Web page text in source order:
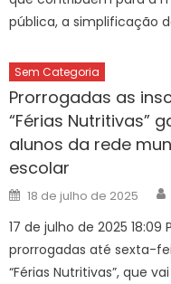
pública, a simplificação
Sem Categoria
Prorrogadas as
“Férias Nutritivas”
alunos da rede
escolar
Posted
on
18 de julho de 2025
17 de julho de 2025 18:09
prorrogadas até sexta-
“Férias Nutritivas”, que